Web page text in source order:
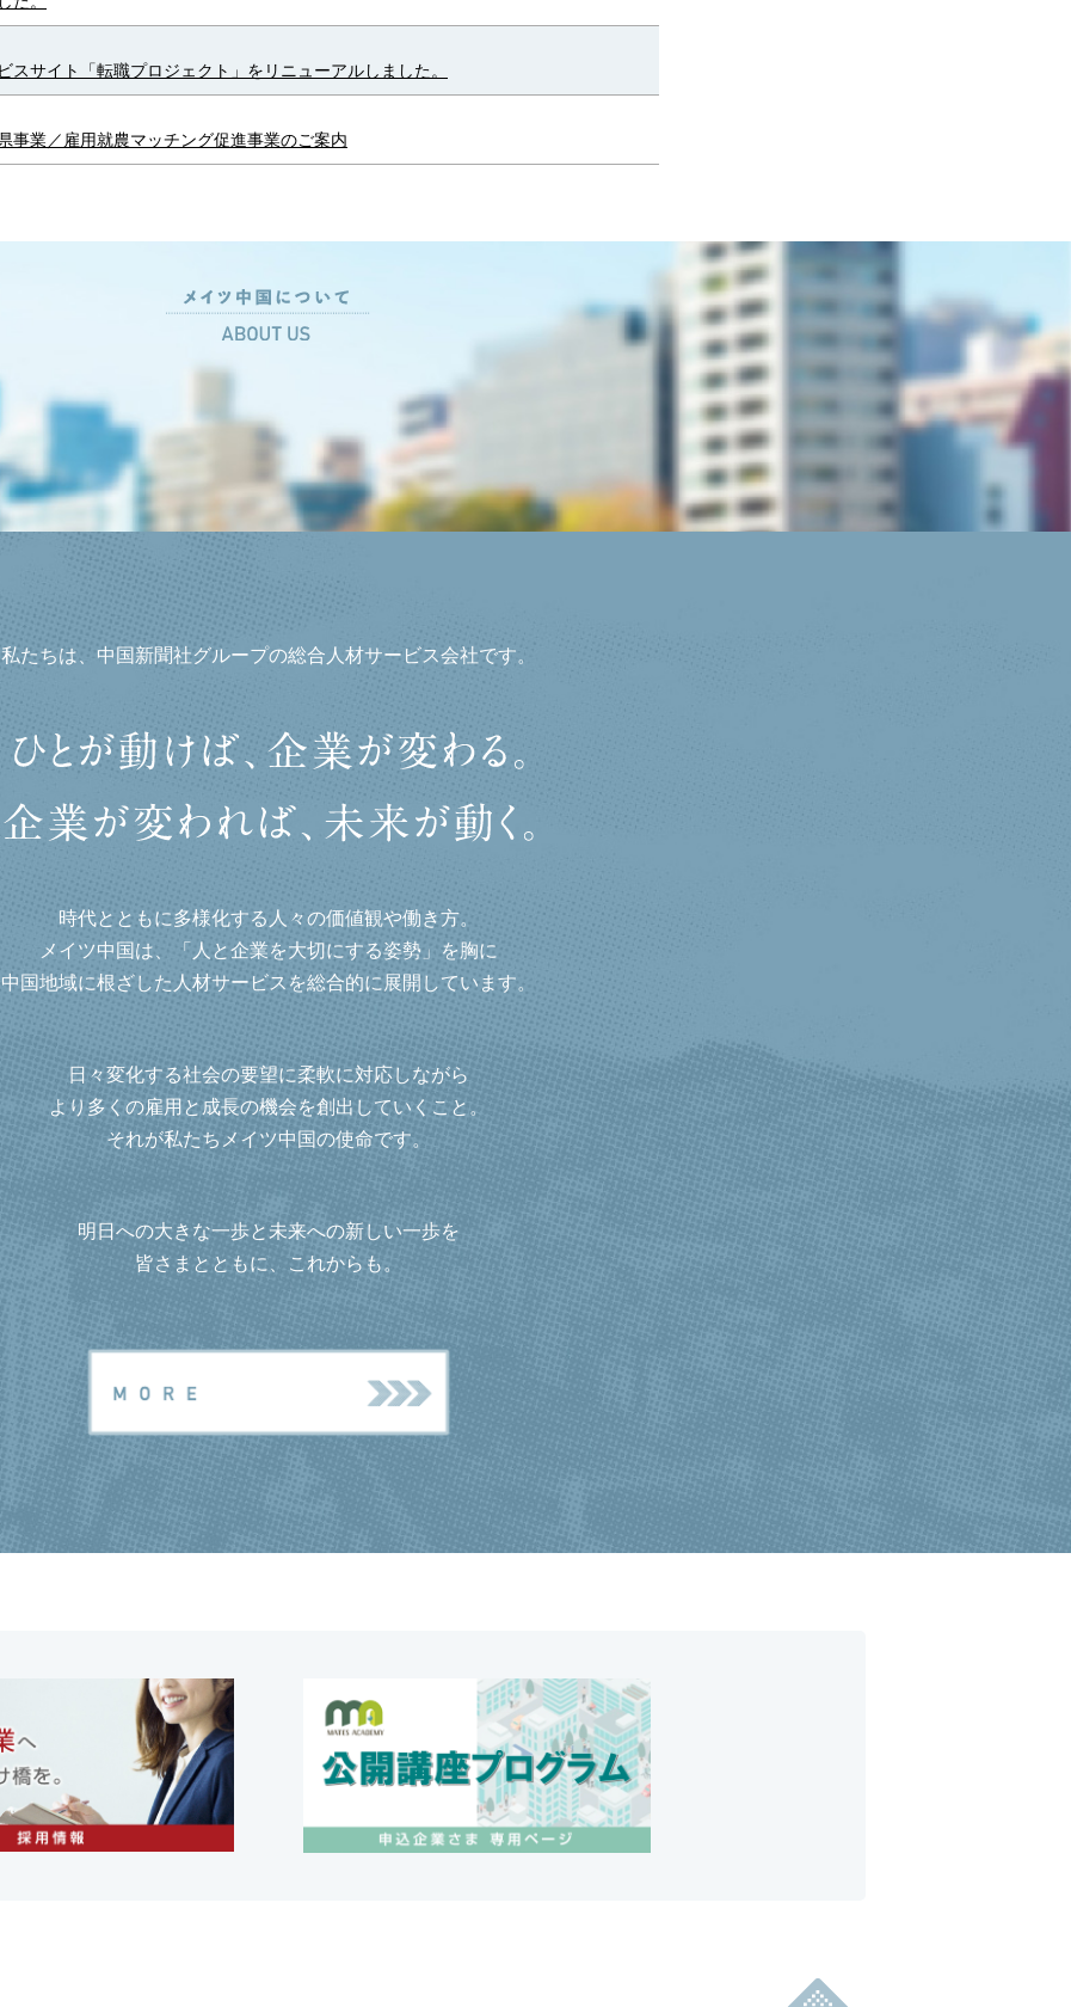
私たちは、中国新聞社グループの総合人材サービス会社です。
時代とともに多様化する人々の価値観や働き方。
メイツ中国は、「人と企業を大切にする姿勢」を胸に
中国地域に根ざした人材サービスを総合的に展開しています。
日々変化する社会の要望に柔軟に対応しながら
より多くの雇用と成長の機会を創出していくこと。
それが私たちメイツ中国の使命です。
明日への大きな一歩と未来への新しい一歩を
皆さまとともに、これからも。